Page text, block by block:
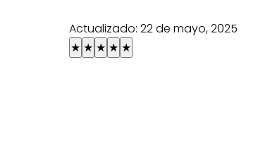
Actualizado: 22 de mayo, 2025
★ ★ ★ ★ ★